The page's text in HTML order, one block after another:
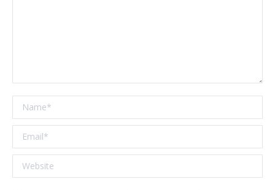
Name *
Email *
Website